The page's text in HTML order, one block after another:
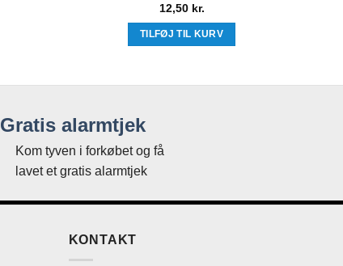
12,50 kr.
TILFØJ TIL KURV
Gratis alarmtjek
Kom tyven i forkøbet og få
lavet et gratis alarmtjek
KONTAKT